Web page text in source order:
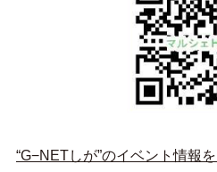
“G−NETしが”のイベント情報